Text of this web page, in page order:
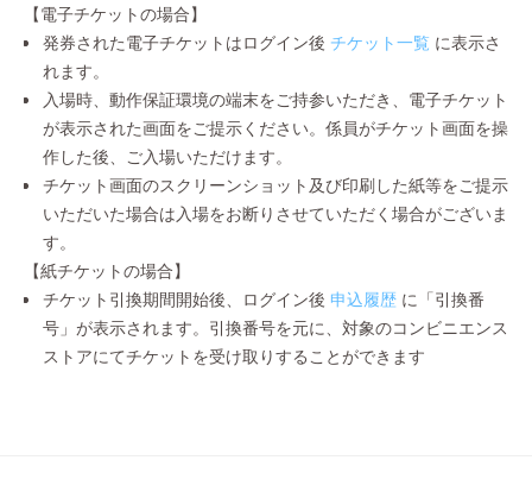
【電子チケットの場合】
発券された電子チケットはログイン後 チケット一覧 に表示さ
れます。
入場時、動作保証環境の端末をご持参いただき、電子チケット
が表示された画面をご提示ください。係員がチケット画面を操
作した後、ご入場いただけます。
チケット画面のスクリーンショット及び印刷した紙等をご提示
いただいた場合は入場をお断りさせていただく場合がございま
す。
【紙チケットの場合】
チケット引換期間開始後、ログイン後 申込履歴 に「引換番
号」が表示されます。引換番号を元に、対象のコンビニエンス
ストアにてチケットを受け取りすることができます